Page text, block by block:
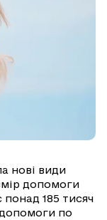
нові види
допомоги
185 тисяч
по